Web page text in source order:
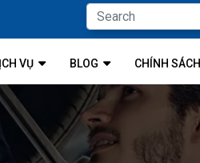
VỤ BLOG CHÍNH SÁCH